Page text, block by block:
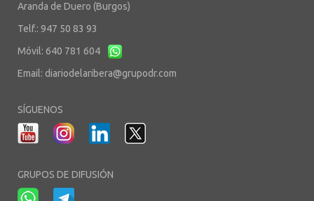
Aranda de Duero (Burgos)
Telf.: 947 50 83 93
Móvil: 640 781 604
Email: diariodelaribera@grupodr.com
SÍGUENOS
GRUPOS DE DIFUSIÓN